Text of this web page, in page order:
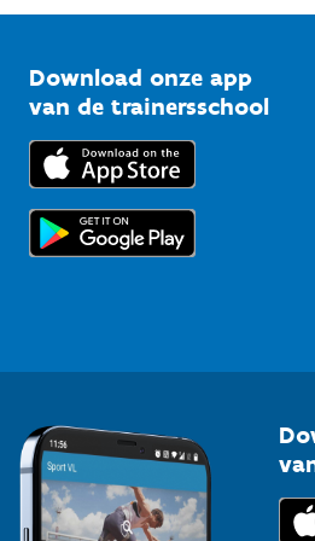
Bedrijven
Trainers en begeleiders
Topsporters
Vlaamse Trainersschool
Kennisplatform
Downloads
Voor de pers
Download onze app
van de trainersschool